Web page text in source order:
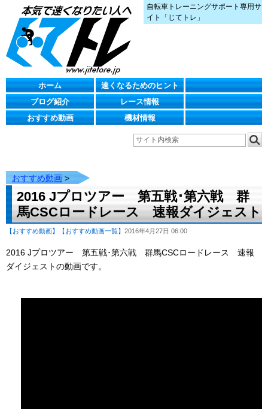
自転車トレーニングサポート専用サ
イト「じてトレ」
ホーム
速くなるためのヒント
ブログ紹介
レース情報
おすすめ動画
機材情報
おすすめ動画 >
2016 Jプロツアー 第五戦･第六戦 群
馬CSCロードレース 速報ダイジェスト
【おすすめ動画】 【おすすめ動画一覧】 2016年4月27日 06:00
2016 Jプロツアー 第五戦･第六戦 群馬CSCロードレース 速報
ダイジェストの動画です。